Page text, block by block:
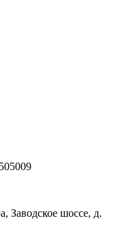
Заводское шоссе, д.